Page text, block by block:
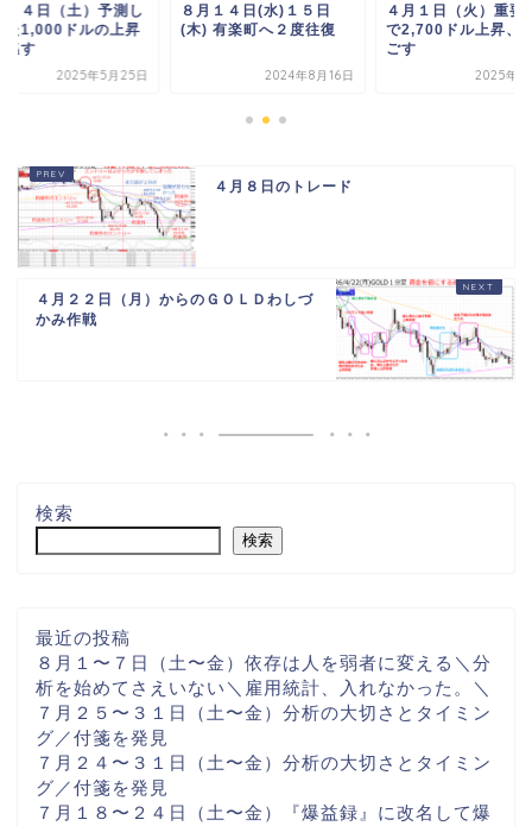
２４日（土）予測し
た1,000ドルの上昇
逃す
2025年5月25日
８月１４日(水)１５日
(木) 有楽町へ２度往復
2024年8月16日
４月１日（火）重要
で2,700ドル上昇、
ごす
2025年4
４月８日のトレード
４月２２日（月）からのＧＯＬＤわしづ
かみ作戦
検索
検索
最近の投稿
８月１〜７日（土〜金）依存は人を弱者に変える＼分
析を始めてさえいない＼雇用統計、入れなかった。＼
７月２５〜３１日（土〜金）分析の大切さとタイミン
グ／付箋を発見
７月２４〜３１日（土〜金）分析の大切さとタイミン
グ／付箋を発見
７月１８〜２４日（土〜金）『爆益録』に改名して爆